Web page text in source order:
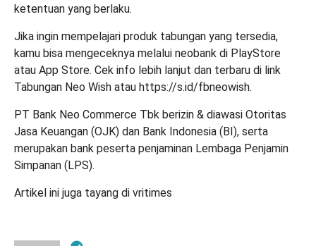
ketentuan yang berlaku.
Jika ingin mempelajari produk tabungan yang tersedia,
kamu bisa mengeceknya melalui neobank di PlayStore
atau App Store. Cek info lebih lanjut dan terbaru di link
Tabungan Neo Wish atau https://s.id/fbneowish.
PT Bank Neo Commerce Tbk berizin & diawasi Otoritas
Jasa Keuangan (OJK) dan Bank Indonesia (BI), serta
merupakan bank peserta penjaminan Lembaga Penjamin
Simpanan (LPS).⁣
Artikel ini juga tayang di vritimes